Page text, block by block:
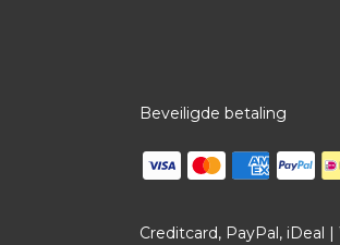
Beveiligde betaling
Creditcard, PayPal, iDeal